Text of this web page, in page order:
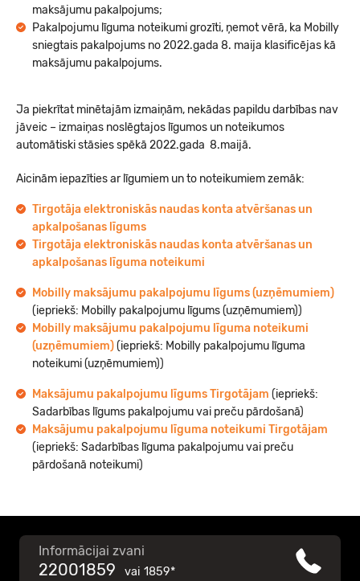
maksājumu pakalpojums;
Pakalpojumu līguma noteikumi grozīti, ņemot vērā, ka Mobilly
sniegtais pakalpojums no 2022.gada 8. maija klasificējas kā
maksājumu pakalpojums.
Ja piekrītat minētajām izmaiņām, nekādas papildu darbības nav
jāveic – izmaiņas noslēgtajos līgumos un noteikumos
automātiski stāsies spēkā 2022.gada 8.maijā.
Aicinām iepazīties ar līgumiem un to noteikumiem zemāk:
Tirgotāja elektroniskās naudas konta atvēršanas un
apkalpošanas līgums
Tirgotāja elektroniskās naudas konta atvēršanas un
apkalpošanas līguma noteikumi
Mobilly maksājumu pakalpojumu līgums (uzņēmumiem)
(iepriekš: Mobilly pakalpojumu līgums (uzņēmumiem))
Mobilly maksājumu pakalpojumu līguma noteikumi
(uzņēmumiem)(iepriekš: Mobilly pakalpojumu līguma
noteikumi (uzņēmumiem))
Maksājumu pakalpojumu līgums Tirgotājam (iepriekš:
Sadarbības līgums pakalpojumu vai preču pārdošanā)
Maksājumu pakalpojumu līguma noteikumi Tirgotājam
(iepriekš: Sadarbības līguma pakalpojumu vai preču
pārdošanā noteikumi)
Informācijai zvani
22001859 vai 1859*